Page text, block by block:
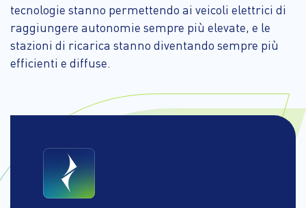
tecnologie stanno permettendo ai veicoli elettrici di
raggiungere autonomie sempre più elevate, e le
stazioni di ricarica stanno diventando sempre più
efficienti e diffuse.